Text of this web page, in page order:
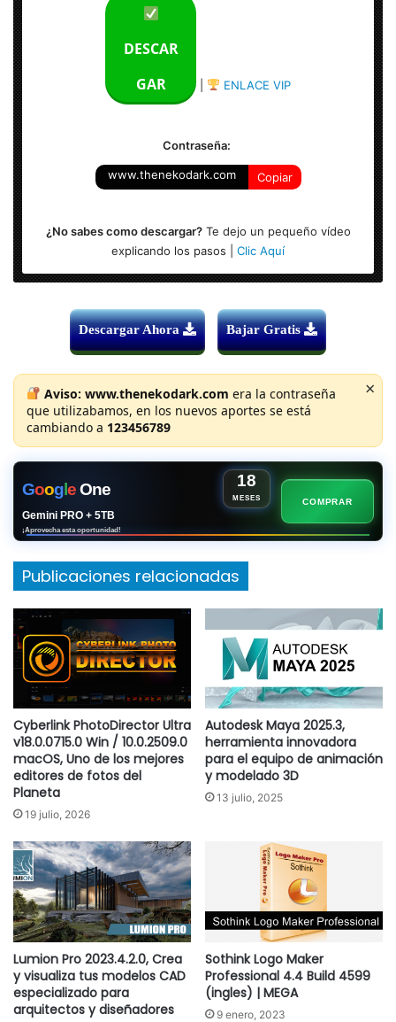
Peso: 6.50 GB
Sistema Operativo: MacOS
DESCAR
GAR
ENLACE VIP
Contraseña:
www.thenekodark.com Copiar
¿No sabes como descargar?Te dejo un pequeño vídeo
explicando los pasos | Clic Aquí
Descargar Ahora Bajar Gratis
Aviso: www.thenekodark.com era la contraseña
que utilizabamos, en los nuevos aportes se está
cambiando a 123456789
×
GoogleOne 18
MESES
Gemini PRO + 5TB
¡Aprovecha esta oportunidad!
COMPRAR
Publicaciones relacionadas
Cyberlink PhotoDirector Ultra
v18.0.0715.0 Win / 10.0.2509.0
macOS, Uno de los mejores
editores de fotos del
Planeta
19 julio, 2026
Autodesk Maya 2025.3,
herramienta innovadora
para el equipo de animación
y modelado 3D
13 julio, 2025
Lumion Pro 2023.4.2.0, Crea
y visualiza tus modelos CAD
especializado para
arquitectos y diseñadores
Sothink Logo Maker
Professional 4.4 Build 4599
(ingles) | MEGA
9 enero, 2023